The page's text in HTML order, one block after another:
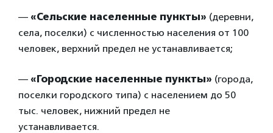
— «Сельские населенные пункты» (деревни,
села, поселки) с численностью населения от 100
человек, верхний предел не устанавливается;
— «Городские населенные пункты» (города,
поселки городского типа) с населением до 50
тыс. человек, нижний предел не
устанавливается.